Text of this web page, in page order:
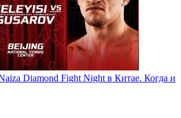
Diamond Fight Night в Китае. Когда и